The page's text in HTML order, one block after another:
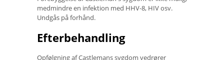
medmindre en infektion med HHV-8, HIV osv.
Undgås på forhånd.
Efterbehandling
Opfølgning af Castlemans sygdom vedrører